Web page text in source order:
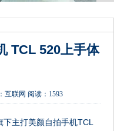
TCL 520上手体
互联网 阅读：1593
主打美颜自拍手机TCL